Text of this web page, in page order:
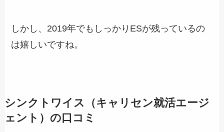
しかし、2019年でもしっかりESが残っているの
は嬉しいですね。
シンクトワイス（キャリセン就活エージ
ェント）の口コミ